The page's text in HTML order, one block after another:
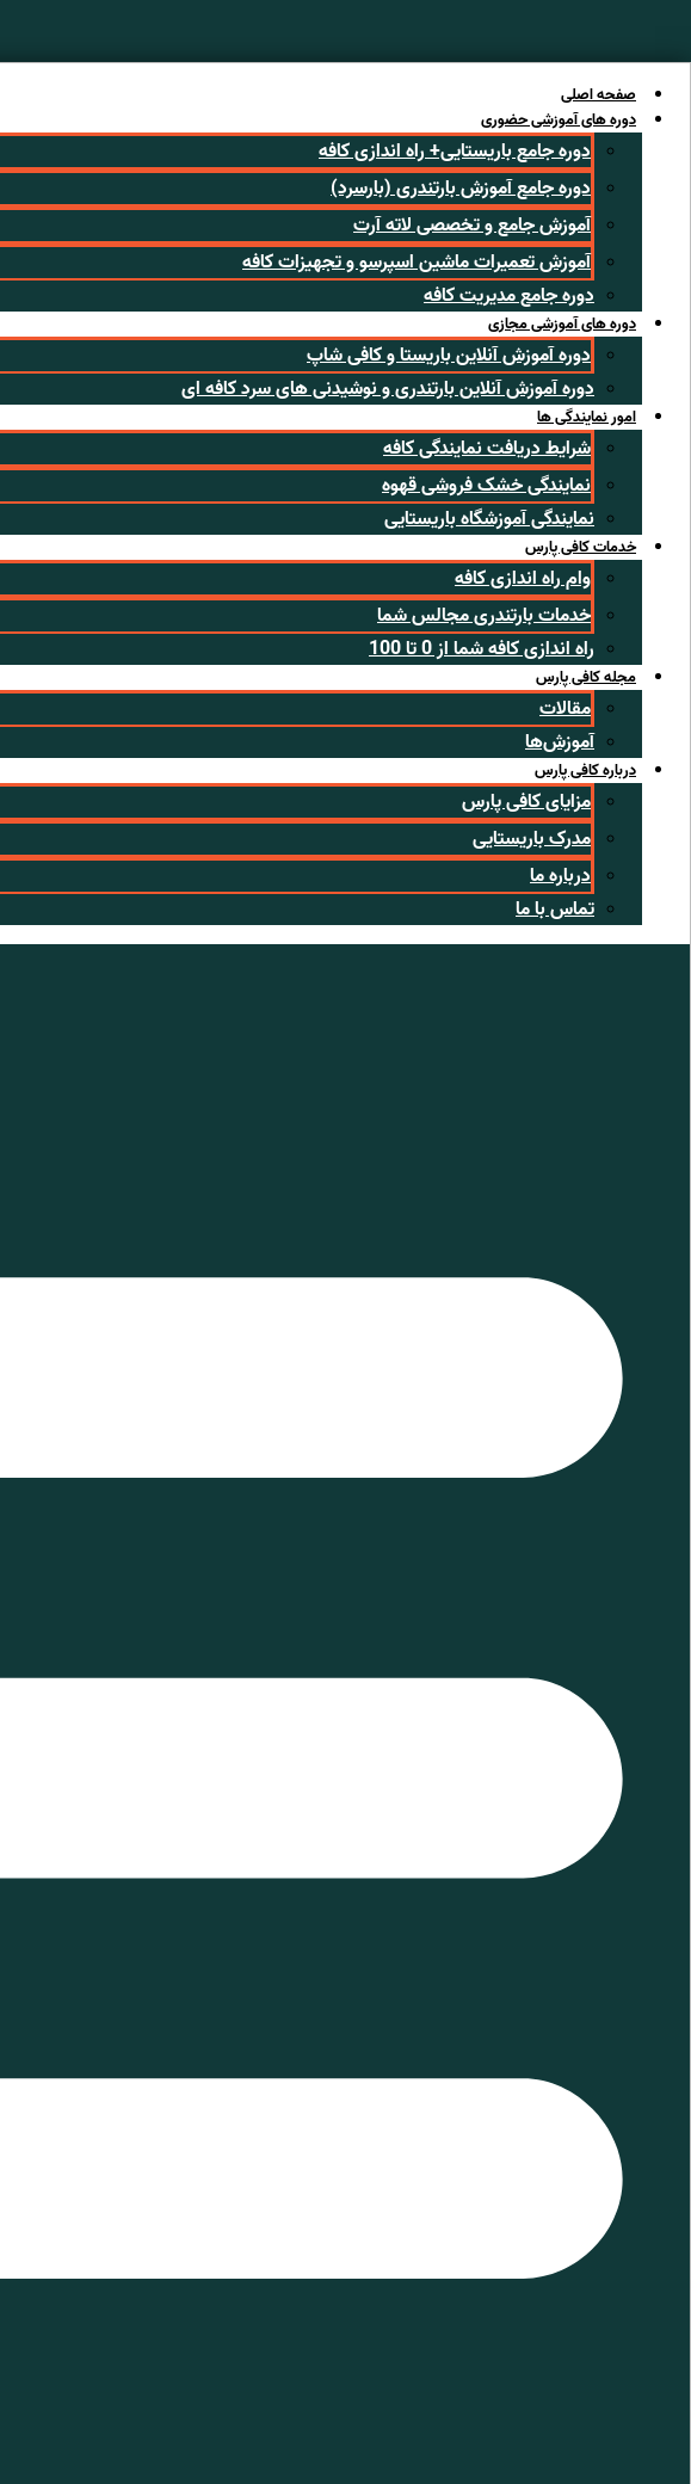
صفحه اصلی
دوره های آموزشی حضوری
دوره جامع باریستایی+ راه اندازی کافه
دوره جامع آموزش بارتندری (بارسرد)
آموزش جامع و تخصصی لاته آرت
آموزش تعمیرات ماشین اسپرسو و تجهیزات کافه
دوره جامع مدیریت کافه
دوره های آموزشی مجازی
دوره آموزش آنلاین باریستا و کافی شاپ
دوره آموزش آنلاین بارتندری و نوشیدنی های سرد کافه ای
امور نمایندگی ها
شرایط دریافت نمایندگی کافه
نمایندگی خشک فروشی قهوه
نمایندگی آموزشگاه باریستایی
خدمات کافی پارس
وام راه اندازی کافه
خدمات بارتندری مجالس شما
راه اندازی کافه شما از 0 تا 100
مجله کافی پارس
مقالات
آموزش‌ها
درباره کافی پارس
مزایای کافی پارس
مدرک باریستایی
درباره ما
تماس با ما